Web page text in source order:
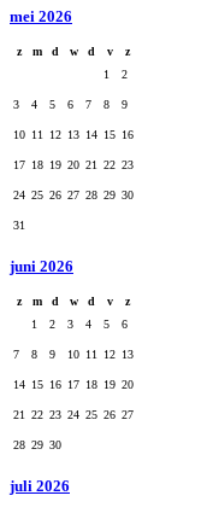
mei 2026
z m d w d v
z
1
2
3 4 5 6 7 8 9
10 11 12 13 14 15 16
17 18 19 20 21 22 23
24 25 26 27 28 29 30
31
juni 2026
z m d w d v
z
1
2 3 4 5 6
7 8 9 10 11 12 13
14 15 16 17 18 19 20
21 22 23 24 25 26 27
28 29 30
juli 2026